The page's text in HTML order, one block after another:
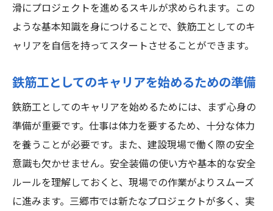
鉄筋工としての第一歩を踏み出すには
未経験からのキャリアスタート成功例
埼玉県三郷市で鉄筋工としての未来を切り開く
鉄筋工としてのキャリアプランニング
三郷市での将来性ある鉄筋工プロジェクト
鉄筋工としての自己成長を促す方法
三郷市での鉄筋工に必要な長期目標の設定
鉄筋工としての成功への道のり
未来を見据えたスキルアップの方法
滑にプロジェクトを進めるスキルが求められます。この
ような基本知識を身につけることで、鉄筋工としてのキ
ャリアを自信を持ってスタートさせることができます。
鉄筋工としてのキャリアを始めるための準備
鉄筋工としてのキャリアを始めるためには、まず心身の
準備が重要です。仕事は体力を要するため、十分な体力
を養うことが必要です。また、建設現場で働く際の安全
意識も欠かせません。安全装備の使い方や基本的な安全
ルールを理解しておくと、現場での作業がよりスムーズ
に進みます。三郷市では新たなプロジェクトが多く、実